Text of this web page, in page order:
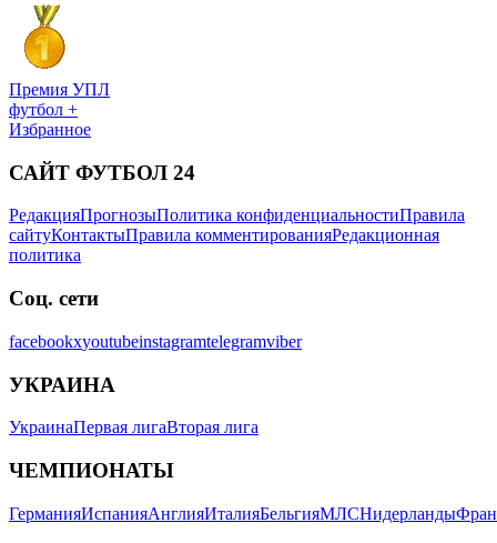
Премия УПЛ
футбол +
Избранное
САЙТ ФУТБОЛ 24
РедакцияПрогнозыПолитика конфиденциальностиПравила
сайтуКонтактыПравила комментированияРедакционная
политика
Соц. сети
facebookxyoutubeinstagramtelegramviber
УКРАИНА
УкраинаПервая лигаВторая лига
ЧЕМПИОНАТЫ
ГерманияИспанияАнглияИталияБельгияМЛСНидерланды